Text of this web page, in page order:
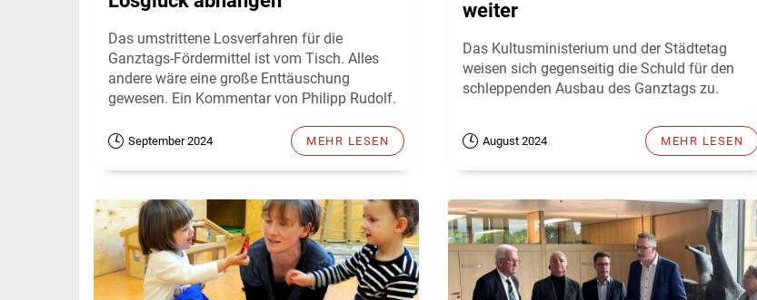
Das umstrittene Losverfahren für die
Ganztags-Fördermittel ist vom Tisch. Alles
andere wäre eine große Enttäuschung
gewesen. Ein Kommentar von Philipp Rudolf.
September 2024 MEHR LESEN
weiter
Das Kultusministerium und der Städtetag
weisen sich gegenseitig die Schuld für den
schleppenden Ausbau des Ganztags zu.
August 2024 MEHR LESEN